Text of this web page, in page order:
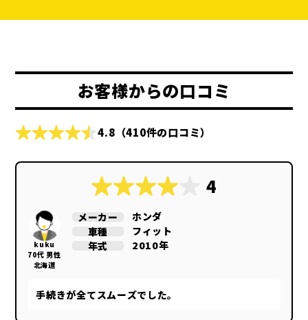
お客様からの口コミ
4.8 （410件の口コミ）
4
kuku
70代 男性
北海道
メーカー
ホンダ
車種
フィット
年式
2010年
手続きが全てスムーズでした。